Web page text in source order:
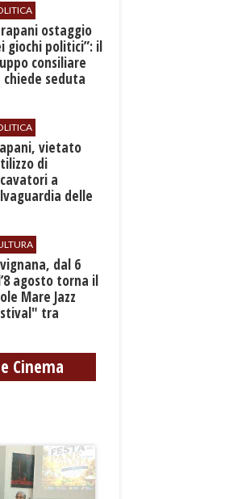
ostaggio
giochi politici”: il
consiliare
chiede seduta
vietato
di
a
delle
dal 6
agosto torna il
Mare Jazz
tra
Cinema